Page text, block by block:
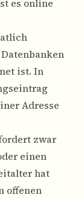
es online
ist. In
Adresse
zwar
einen
hat
offenen